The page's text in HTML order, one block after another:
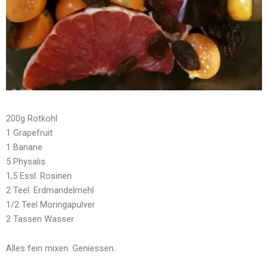
200g Rotkohl
1 Grapefruit
1 Banane
5 Physalis
1,5 Essl. Rosinen
2 Teel. Erdmandelmehl
1/2 Teel Moringapulver
2 Tassen Wasser
Alles fein mixen. Geniessen.